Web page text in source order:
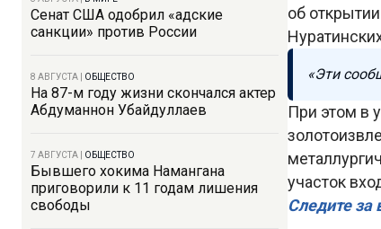
Сенат США одобрил «адские
санкции» против России
8 АВГУСТА ОБЩЕСТВО
На 87-м году жизни скончался актер
Абдуманнон Убайдуллаев
7 АВГУСТА ОБЩЕСТВО
Бывшего хокима Намангана
приговорили к 11 годам лишения
свободы
об
«Эти
При этом в
участок
Следите